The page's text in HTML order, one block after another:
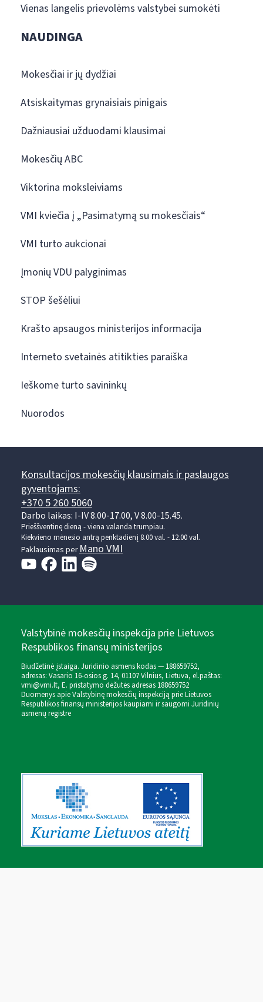
Vienas langelis prievolėms valstybei sumokėti
NAUDINGA
Mokesčiai ir jų dydžiai
Atsiskaitymas grynaisiais pinigais
Dažniausiai užduodami klausimai
Mokesčių ABC
Viktorina moksleiviams
VMI kviečia į „Pasimatymą su mokesčiais“
VMI turto aukcionai
Įmonių VDU palyginimas
STOP šešėliui
Krašto apsaugos ministerijos informacija
Interneto svetainės atitikties paraiška
Ieškome turto savininkų
Nuorodos
Konsultacijos mokesčių klausimais ir paslaugos
gyventojams:
+370 5 260 5060
Darbo laikas: I-IV 8.00-17.00, V 8.00-15.45.
Prieššventinę dieną - viena valanda trumpiau.
Kiekvieno mėnesio antrą penktadienį 8.00 val. - 12.00 val.
Paklausimas per Mano VMI
Valstybinė mokesčių inspekcija prie Lietuvos
Respublikos finansų ministerijos
Biudžetinė įstaiga. Juridinio asmens kodas — 188659752,
adresas: Vasario 16-osios g. 14, 01107 Vilnius, Lietuva, el.paštas:
vmi@vmi.lt, E. pristatymo dėžutės adresas 188659752
Duomenys apie Valstybinę mokesčių inspekciją prie Lietuvos
Respublikos finansų ministerijos kaupiami ir saugomi Juridinių
asmenų registre